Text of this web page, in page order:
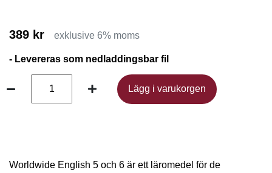
389 kr exklusive 6% moms
- Levereras som nedladdingsbar fil
Lägg i varukorgen
Lägg i varukorgen
Worldwide English 5 och 6 är ett läromedel för de